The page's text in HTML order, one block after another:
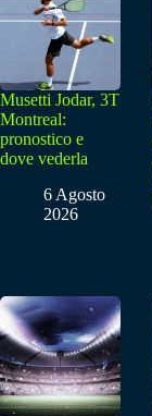
Musetti Jodar, 3T
Montreal:
pronostico e
dove vederla
6 Agosto
2026